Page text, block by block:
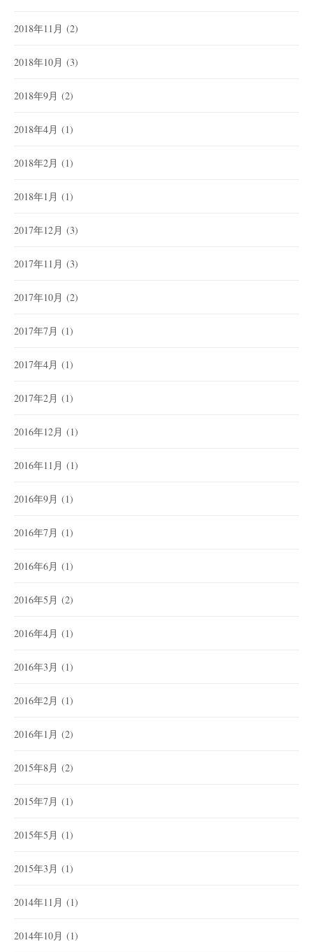
2018年11月 (2)
2018年10月 (3)
2018年9月 (2)
2018年4月 (1)
2018年2月 (1)
2018年1月 (1)
2017年12月 (3)
2017年11月 (3)
2017年10月 (2)
2017年7月 (1)
2017年4月 (1)
2017年2月 (1)
2016年12月 (1)
2016年11月 (1)
2016年9月 (1)
2016年7月 (1)
2016年6月 (1)
2016年5月 (2)
2016年4月 (1)
2016年3月 (1)
2016年2月 (1)
2016年1月 (2)
2015年8月 (2)
2015年7月 (1)
2015年5月 (1)
2015年3月 (1)
2014年11月 (1)
2014年10月 (1)